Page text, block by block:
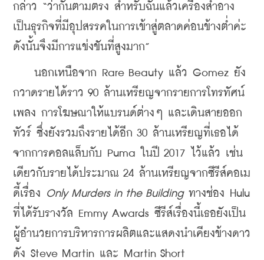
กล่าว “ว่ากันตามตรง สำหรับฉันแล้วเครื่องสำอาง
เป็นธุรกิจที่มีอุปสรรคในการเข้าสู่ตลาดค่อนข้างต่ำค่ะ
ดังนั้นจึงมีการแข่งขันที่สูงมาก”
นอกเหนือจาก Rare Beauty แล้ว Gomez ยัง
กวาดรายได้ราว 90 ล้านเหรียญจากรายการโทรทัศน์
เพลง การโฆษณาให้แบรนด์ต่างๆ และเดินสายออก
ทัวร์ ซึ่งยังรวมถึงรายได้อีก 30 ล้านเหรียญที่เธอได้
จากการคอลแล็บกับ Puma ในปี 2017 ไว้แล้ว เช่น
เดียวกับรายได้ประมาณ 24 ล้านเหรียญจากซีรีส์คอเม
ดี้เรื่อง
Only Murders in the Building ทางช่อง Hulu
ที่ได้รับรางวัล Emmy Awards ซีรีส์เรื่องนี้เธอยังเป็น
ผู้อำนวยการบริหารการผลิตและแสดงนำเคียงข้างดาว
ดัง Steve Martin และ Martin Short